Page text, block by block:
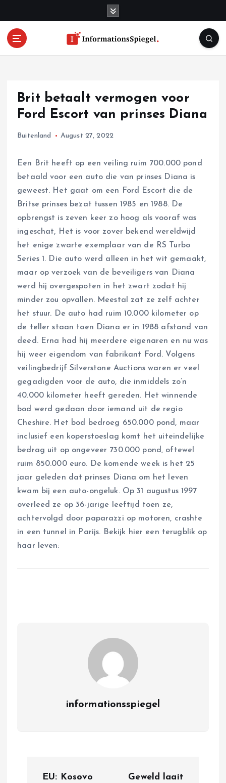
Brit betaalt vermogen voor
Ford Escort van prinses Diana
Buitenland August 27, 2022
Een Brit heeft op een veiling ruim 700.000 pond
betaald voor een auto die van prinses Diana is
geweest. Het gaat om een Ford Escort die de
Britse prinses bezat tussen 1985 en 1988. De
opbrengst is zeven keer zo hoog als vooraf was
ingeschat, Het is voor zover bekend wereldwijd
het enige zwarte exemplaar van de RS Turbo
Series 1. Die auto werd alleen in het wit gemaakt,
maar op verzoek van de beveiligers van Diana
werd hij overgespoten in het zwart zodat hij
minder zou opvallen. Meestal zat ze zelf achter
het stuur. De auto had ruim 10.000 kilometer op
de teller staan toen Diana er in 1988 afstand van
deed. Erna had hij meerdere eigenaren en nu was
hij weer eigendom van fabrikant Ford. Volgens
veilingbedrijf Silverstone Auctions waren er veel
gegadigden voor de auto, die inmiddels zo’n
40.000 kilometer heeft gereden. Het winnende
bod werd gedaan door iemand uit de regio
Cheshire. Het bod bedroeg 650.000 pond, maar
inclusief een koperstoeslag komt het uiteindelijke
bedrag uit op ongeveer 730.000 pond, oftewel
ruim 850.000 euro. De komende week is het 25
jaar geleden dat prinses Diana om het leven
kwam bij een auto-ongeluk. Op 31 augustus 1997
overleed ze op 36-jarige leeftijd toen ze,
achtervolgd door paparazzi op motoren, crashte
in een tunnel in Parijs. Bekijk hier een terugblik op
haar leven:
informationsspiegel
EU: Kosovo
Geweld laait